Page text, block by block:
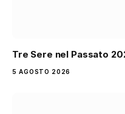
Tre Sere nel Passato
5 AGOSTO 2026